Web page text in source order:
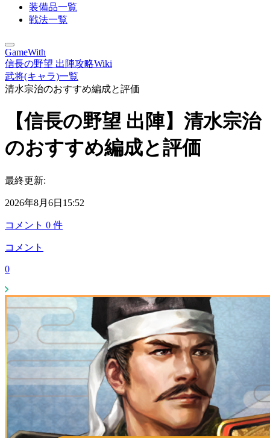
装備品一覧
戦法一覧
GameWith
信長の野望 出陣攻略Wiki
武将(キャラ)一覧
清水宗治のおすすめ編成と評価
【信長の野望 出陣】清水宗治
のおすすめ編成と評価
最終更新:
2026年8月6日15:52
コメント 0 件
コメント
0